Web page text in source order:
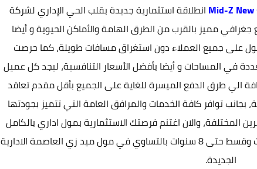
Mid-Z انطلاقة استثمارية جديدة بقلب الحي الإداري لشركة
مميز بالقرب من الطرق الهامة والأماكن الحيوية و أيضا
على جميع العملاء دون استغراق مسافات طويلة، كما حرصت
في المساحات و أيضا بأفضل الأسعار التنافسية، ليجد كل عميل
الي طرق الدفع الميسرة للغاية على الجميع بأقل مقدم تعاقد
توافر كافة الخدمات والمرافق العامة التي تتميز بجودتها
المختلفة، والان اغتنم فرصتك الاستثمارية بمول اداري بالكامل
بتصميمات عالمية تواكب التطور العمراني الحديث وقسط حتى 8 سنوات بالتساوي في مول ميد زي العاصمة الادارية
الجديدة.